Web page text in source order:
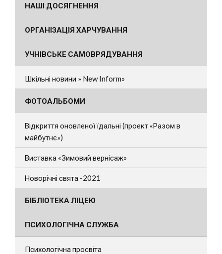
НАШІ ДОСЯГНЕННЯ
ОРГАНІЗАЦІЯ ХАРЧУВАННЯ
УЧНІВСЬКЕ САМОВРЯДУВАННЯ
Шкільні новини » New Inform»
ФОТОАЛЬБОМИ
Відкриття оновленої їдальні (проект «Разом в
майбутнє»)
Виставка «Зимовий вернісаж»
Новорічні свята -2021
БІБЛІОТЕКА ЛІЦЕЮ
ПСИХОЛОГІЧНА СЛУЖБА
Психологічна просвіта